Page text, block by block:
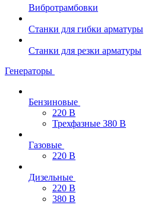
Вибротрамбовки
Станки для гибки арматуры
Станки для резки арматуры
Генераторы
Бензиновые
220 В
Трехфазные 380 В
Газовые
220 В
Дизельные
220 В
380 В